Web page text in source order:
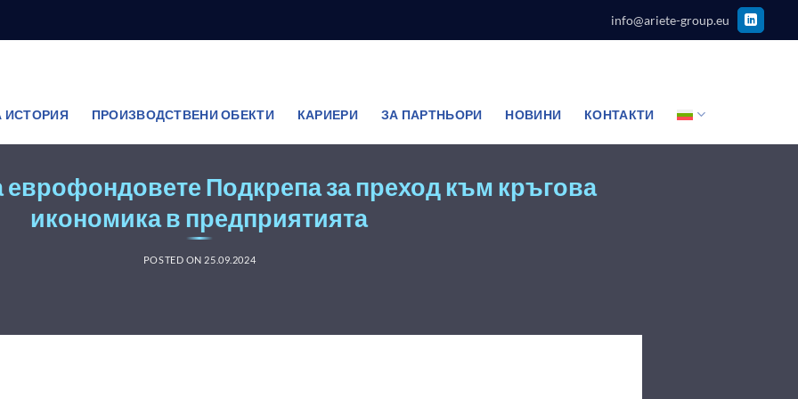
info@ariete-group.eu
ИСТОРИЯ ПРОИЗВОДСТВЕНИ ОБЕКТИ КАРИЕРИ ЗА ПАРТНЬОРИ НОВИНИ КОНТАКТИ
еврофондовете Подкрепа за преход към кръгова
икономика в предприятията
POSTED ON 25.09.2024